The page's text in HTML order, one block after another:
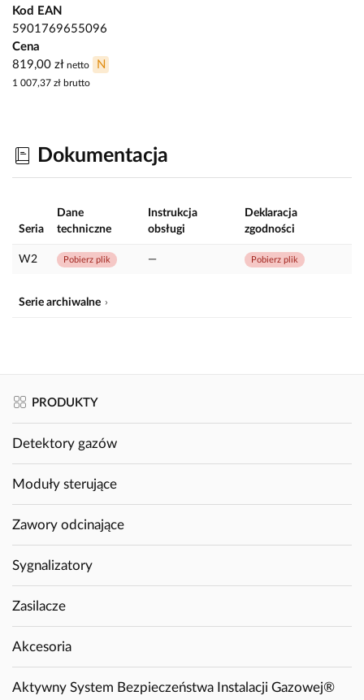
Kod EAN
5901769655096
Cena
819,00 zł netto N
1 007,37 zł brutto
Dokumentacja
Seria
Dane
techniczne
Instrukcja
obsługi
Deklaracja
zgodności
W2 Pobierz plik — Pobierz plik
Serie archiwalne
PRODUKTY
Detektory gazów
Moduły sterujące
Zawory odcinające
Sygnalizatory
Zasilacze
Akcesoria
Aktywny System Bezpieczeństwa Instalacji Gazowej®